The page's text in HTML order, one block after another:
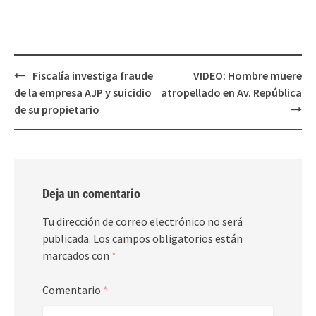
Post
navigation
Fiscalía investiga fraude
de la empresa AJP y suicidio
de su propietario
VIDEO: Hombre muere
atropellado en Av. República
Deja un comentario
Tu dirección de correo electrónico no será
publicada. Los campos obligatorios están
marcados con *
Comentario *